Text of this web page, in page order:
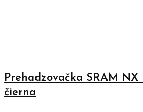
Prehadzovačka SRAM NX
čierna